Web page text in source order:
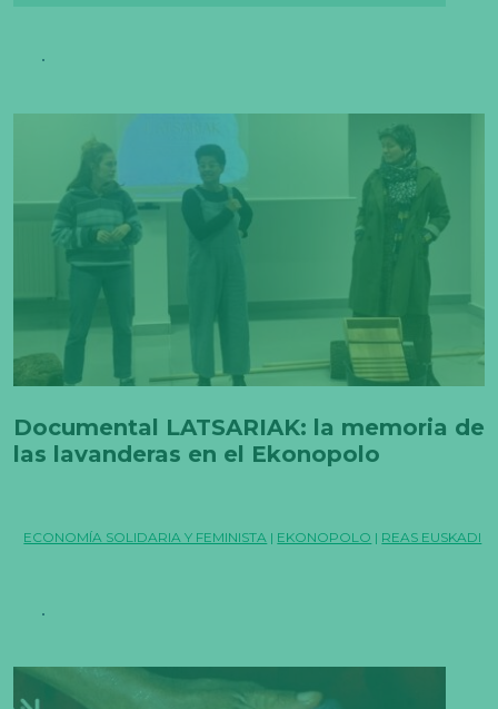
Documental LATSARIAK: la memoria de
las lavanderas en el Ekonopolo
ECONOMÍA SOLIDARIA Y FEMINISTA | EKONOPOLO | REAS EUSKADI